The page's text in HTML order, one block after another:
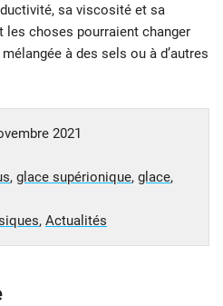
sa viscosité et sa
choses pourraient changer
à des sels ou à d’autres
2021
, glace supérionique, glace,
, Actualités